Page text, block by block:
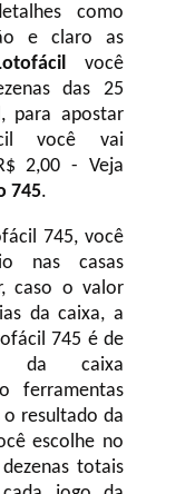
como
e claro as
você
das 25
para apostar
você vai
2,00 - Veja
745.
745, você
nas casas
caso o valor
da caixa, a
745 é de
da caixa
ferramentas
resultado da
escolhe no
totais